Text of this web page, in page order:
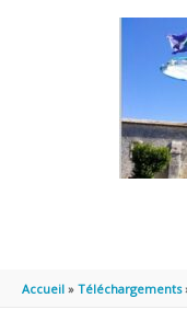
Accueil Téléchargements